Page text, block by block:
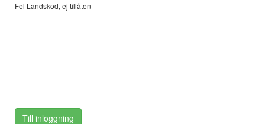
Fel Landskod, ej tillåten